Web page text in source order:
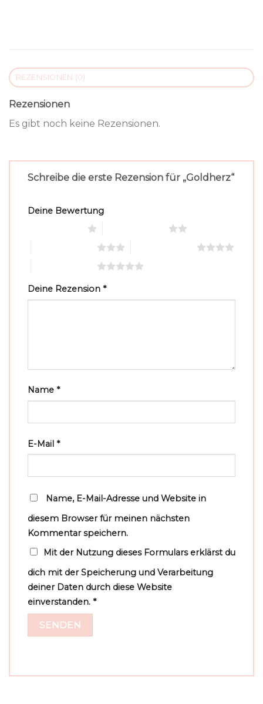
REZENSIONEN (0)
Rezensionen
Es gibt noch keine Rezensionen.
Schreibe die erste Rezension für „Goldherz“
Deine Bewertung
Deine Rezension *
Name *
E-Mail *
Name, E-Mail-Adresse und Website in
diesem Browser für meinen nächsten
Kommentar speichern.
Mit der Nutzung dieses Formulars erklärst du
dich mit der Speicherung und Verarbeitung
deiner Daten durch diese Website
einverstanden. *